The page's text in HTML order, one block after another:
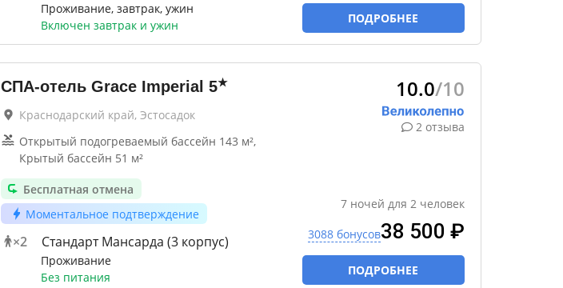
Проживание, завтрак, ужин
Включен завтрак и ужин
ПОДРОБНЕЕ
СПА-отель Grace Imperial 5★
Краснодарский край, Эстосадок
Открытый подогреваемый бассейн 143 м²,
Крытый бассейн 51 м²
Бесплатная отмена
Моментальное подтверждение
×2 Стандарт Мансарда (3 корпус)
Проживание
Без питания
10.0/10
2 отзыва
7 ночей для 2 человек
3088 бонусов38 500 ₽
ПОДРОБНЕЕ